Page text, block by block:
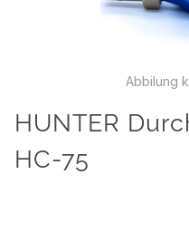
Abbilung
HUNTER
HC-75